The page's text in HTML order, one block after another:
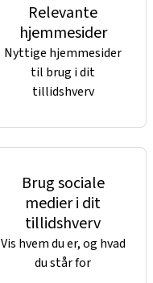
Relevante
hjemmesider
Nyttige hjemmesider
til brug i dit
tillidshverv
Brug sociale
medier i dit
tillidshverv
Vis hvem du er, og hvad
du står for